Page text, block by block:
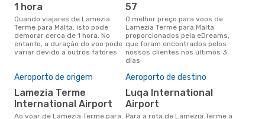
1 hora
Quando viajares de Lamezia
Terme para Malta, isto pode
demorar cerca de 1 hora. No
entanto, a duração do voo pode
variar devido a outros fatores
57
O melhor preço para voos de
Lamezia Terme para Malta
proporcionados pela eDreams,
que foram encontrados pelos
nossos clientes nos últimos 3
dias
Aeroporto de origem
Lamezia Terme
International Airport
Ao voar de Lamezia Terme para
Aeroporto de destino
Luqa International
Airport
Para a rota de Lamezia Terme a